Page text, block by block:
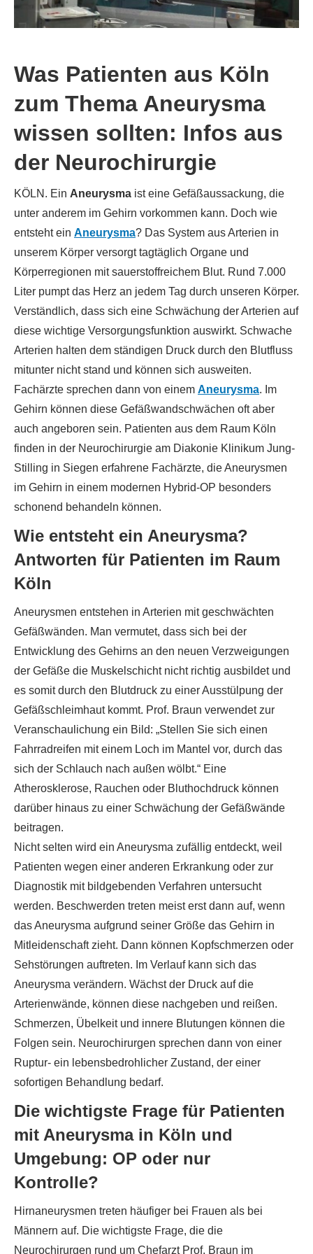
Was Patienten aus Köln
zum Thema Aneurysma
wissen sollten: Infos aus
der Neurochirurgie
KÖLN. Ein Aneurysma ist eine Gefäßaussackung, die
unter anderem im Gehirn vorkommen kann. Doch wie
entsteht ein Aneurysma? Das System aus Arterien in
unserem Körper versorgt tagtäglich Organe und
Körperregionen mit sauerstoffreichem Blut. Rund 7.000
Liter pumpt das Herz an jedem Tag durch unseren Körper.
Verständlich, dass sich eine Schwächung der Arterien auf
diese wichtige Versorgungsfunktion auswirkt. Schwache
Arterien halten dem ständigen Druck durch den Blutfluss
mitunter nicht stand und können sich ausweiten.
Fachärzte sprechen dann von einem Aneurysma. Im
Gehirn können diese Gefäßwandschwächen oft aber
auch angeboren sein. Patienten aus dem Raum Köln
finden in der Neurochirurgie am Diakonie Klinikum Jung-
Stilling in Siegen erfahrene Fachärzte, die Aneurysmen
im Gehirn in einem modernen Hybrid-OP besonders
schonend behandeln können.
Wie entsteht ein Aneurysma?
Antworten für Patienten im Raum
Köln
Aneurysmen entstehen in Arterien mit geschwächten
Gefäßwänden. Man vermutet, dass sich bei der
Entwicklung des Gehirns an den neuen Verzweigungen
der Gefäße die Muskelschicht nicht richtig ausbildet und
es somit durch den Blutdruck zu einer Ausstülpung der
Gefäßschleimhaut kommt. Prof. Braun verwendet zur
Veranschaulichung ein Bild: „Stellen Sie sich einen
Fahrradreifen mit einem Loch im Mantel vor, durch das
sich der Schlauch nach außen wölbt.“ Eine
Atherosklerose, Rauchen oder Bluthochdruck können
darüber hinaus zu einer Schwächung der Gefäßwände
beitragen.
Nicht selten wird ein Aneurysma zufällig entdeckt, weil
Patienten wegen einer anderen Erkrankung oder zur
Diagnostik mit bildgebenden Verfahren untersucht
werden. Beschwerden treten meist erst dann auf, wenn
das Aneurysma aufgrund seiner Größe das Gehirn in
Mitleidenschaft zieht. Dann können Kopfschmerzen oder
Sehstörungen auftreten. Im Verlauf kann sich das
Aneurysma verändern. Wächst der Druck auf die
Arterienwände, können diese nachgeben und reißen.
Schmerzen, Übelkeit und innere Blutungen können die
Folgen sein. Neurochirurgen sprechen dann von einer
Ruptur- ein lebensbedrohlicher Zustand, der einer
sofortigen Behandlung bedarf.
Die wichtigste Frage für Patienten
mit Aneurysma in Köln und
Umgebung: OP oder nur
Kontrolle?
Hirnaneurysmen treten häufiger bei Frauen als bei
Männern auf. Die wichtigste Frage, die die
Neurochirurgen rund um Chefarzt Prof. Braun im